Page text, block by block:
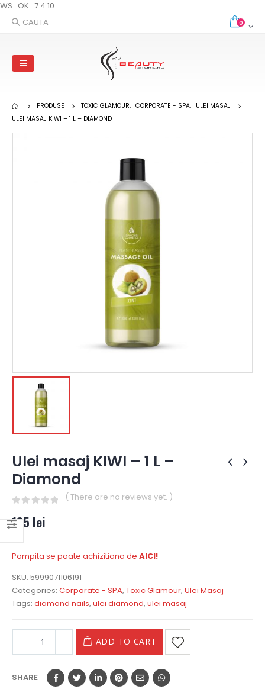
WS_OK_7.4.10
CAUTA
0
PRODUSE TOXIC GLAMOUR, CORPORATE - SPA, ULEI MASAJ
ULEI MASAJ KIWI – 1 L – DIAMOND
Ulei masaj KIWI – 1 L –
Diamond
( There are no reviews yet. )
105 lei
Pompita se poate achizitiona de AICI!
SKU: 5999071106191
Categories: Corporate - SPA, Toxic Glamour, Ulei Masaj
Tags: diamond nails, ulei diamond, ulei masaj
ADD TO CART
SHARE